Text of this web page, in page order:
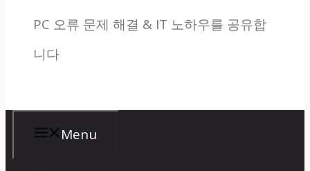
PC 오류 문제 해결 & IT 노하우를 공유합
니다
Menu